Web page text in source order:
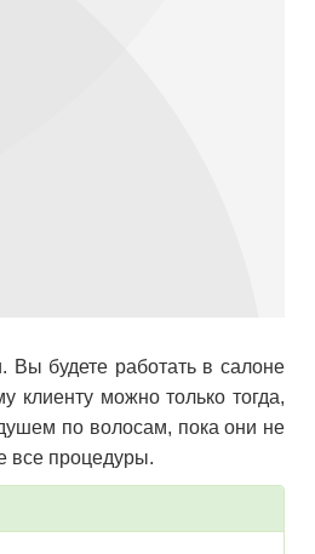
Вы будете работать в салоне
клиенту можно только тогда,
по волосам, пока они не
все процедуры.